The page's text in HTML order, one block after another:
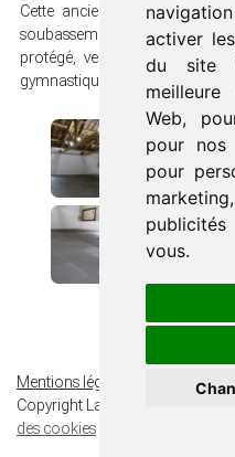
activer
du site
Web,
pour
pour
marketing
vous.
Cette ancienne grange a été
soubassements blancs, un
protégé, ventilateurs de
gymnastique douce (gi qong,
Mentions légales
Politique de
Copyright La Vigonié Haute
des cookies